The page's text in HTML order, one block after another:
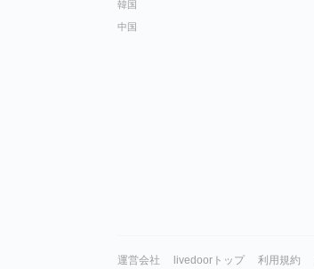
韓国
中国
運営会社 livedoorトップ 利用規約